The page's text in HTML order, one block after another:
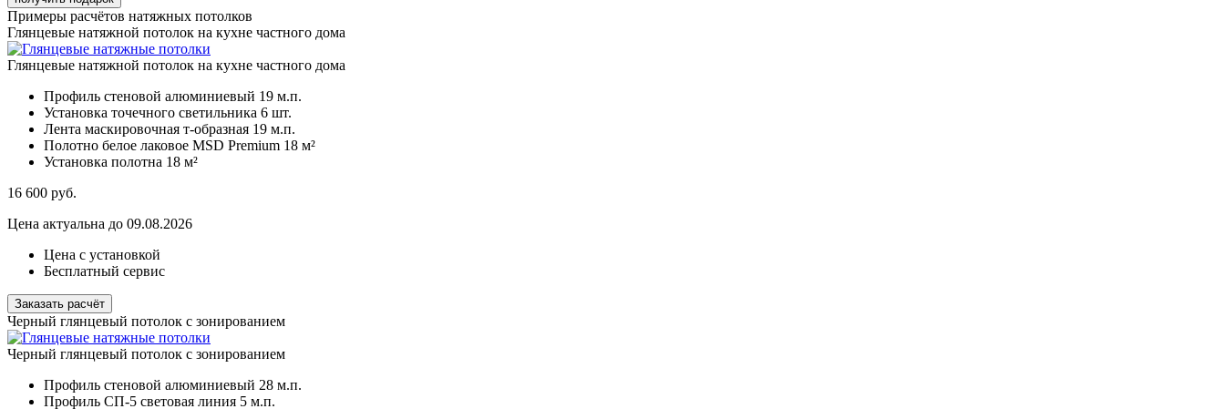
Примеры расчётов натяжных потолков
Глянцевые натяжной потолок на кухне частного дома
Глянцевые натяжной потолок на кухне частного дома
Профиль стеновой алюминиевый 19 м.п.
Установка точечного светильника 6 шт.
Лента маскировочная т-образная 19 м.п.
Полотно белое лаковое MSD Premium 18 м²
Установка полотна 18 м²
16 600 руб.
Цена актуальна до 09.08.2026
Цена с установкой
Бесплатный сервис
Заказать расчёт
Черный глянцевый потолок с зонированием
Черный глянцевый потолок с зонированием
Профиль стеновой алюминиевый 28 м.п.
Профиль СП-5 световая линия 5 м.п.